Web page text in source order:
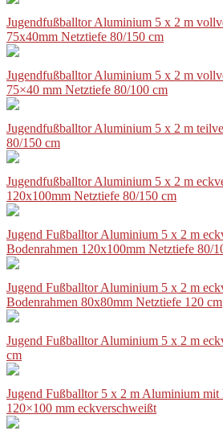
Jugendfußballtor Aluminium 5 x 2 m
75x40mm Netztiefe 80/150 cm
Jugendfußballtor Aluminium 5 x 2 m
75×40 mm Netztiefe 80/100 cm
Jugendfußballtor Aluminium 5 x 2 m
80/150 cm
Jugendfußballtor Aluminium 5 x 2 m
120x100mm Netztiefe 80/150 cm
Jugend Fußballtor Aluminium 5 x 2 m
Bodenrahmen 120x100mm Netztiefe 80/
Jugend Fußballtor Aluminium 5 x 2 m
Bodenrahmen 80x80mm Netztiefe 120 cm
Jugend Fußballtor Aluminium 5 x 2 m
cm
Jugend Fußballtor 5 x 2 m Aluminium mit
120×100 mm eckverschweißt